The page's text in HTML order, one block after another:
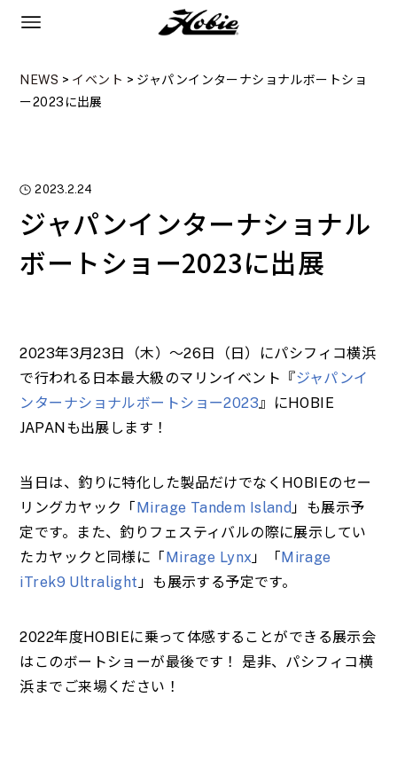
NEWS > イベント > ジャパンインターナショナルボートショ
ー2023に出展
2023.2.24
ジャパンインターナショナル
ボートショー2023に出展
2023年3月23日（木）～26日（日）にパシフィコ横浜
で行われる日本最大級のマリンイベント『ジャパンイ
ンターナショナルボートショー2023』にHOBIE
JAPANも出展します！
当日は、釣りに特化した製品だけでなくHOBIEのセー
リングカヤック「 Mirage Tandem Island」も展示予
定です。また、釣りフェスティバルの際に展示してい
たカヤックと同様に「 Mirage Lynx」「 Mirage
iTrek9 Ultralight」も展示する予定です。
2022年度HOBIEに乗って体感することができる展示会
はこのボートショーが最後です！ 是非、パシフィコ横
浜までご来場ください！